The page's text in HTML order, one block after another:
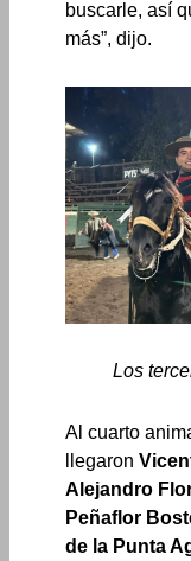
buscarle, así
más”, dijo.
Los
Al cuarto
llegaron
Alejandro
Peñaflor
de la Punta